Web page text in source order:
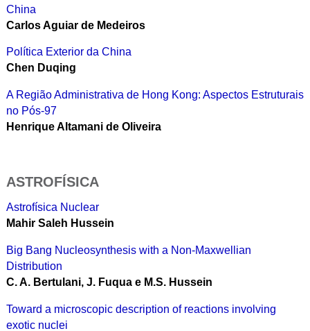
China
Carlos Aguiar de Medeiros
Política Exterior da China
Chen Duqing
A Região Administrativa de Hong Kong: Aspectos Estruturais
no Pós-97
Henrique Altamani de Oliveira
ASTROFÍSICA
Astrofísica Nuclear
Mahir Saleh Hussein
Big Bang Nucleosynthesis with a Non-Maxwellian
Distribution
C. A. Bertulani, J. Fuqua e M.S. Hussein
Toward a microscopic description of reactions involving
exotic nuclei